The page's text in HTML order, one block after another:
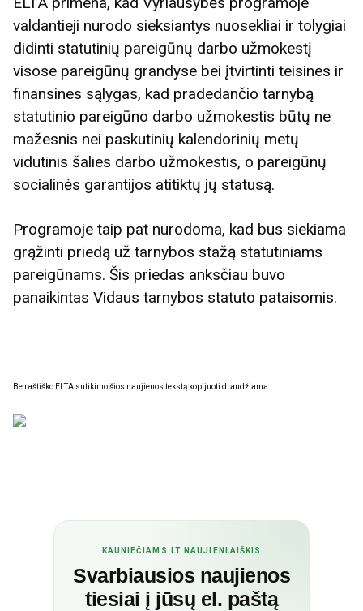
valdantieji nurodo sieksiantys nuosekliai ir tolygiai
didinti statutinių pareigūnų darbo užmokestį
visose pareigūnų grandyse bei įtvirtinti teisines ir
finansines sąlygas, kad pradedančio tarnybą
statutinio pareigūno darbo užmokestis būtų ne
mažesnis nei paskutinių kalendorinių metų
vidutinis šalies darbo užmokestis, o pareigūnų
socialinės garantijos atitiktų jų statusą.
Programoje taip pat nurodoma, kad bus siekiama
grąžinti priedą už tarnybos stažą statutiniams
pareigūnams. Šis priedas anksčiau buvo
panaikintas Vidaus tarnybos statuto pataisomis.
Be raštiško ELTA sutikimo šios naujienos tekstą kopijuoti draudžiama.
KAUNIEČIAMS.LT NAUJIENLAIŠKIS
Svarbiausios naujienos
tiesiai į jūsų el. paštą